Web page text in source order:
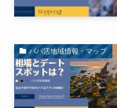
パパ活地域情報・マップ